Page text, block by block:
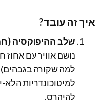
איך זה עובד?
שלב ההיפוקסיה
נושם אוויר עם אחוז
למה שקורה
למיטוכונדריות
להיהרס.